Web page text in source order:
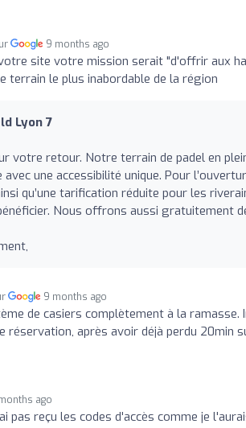
9 months ago
site votre mission serait "d'offrir aux
terrain le plus inabordable de la région
Lyon 7
votre retour. Notre terrain de padel en
une accessibilité unique. Pour
qu’une tarification réduite pour les
Nous offrons aussi gratuitement
9 months ago
de casiers complètement à la
réservation, après avoir déjà perdu 20min
ago
pas reçu les codes d'accès comme je